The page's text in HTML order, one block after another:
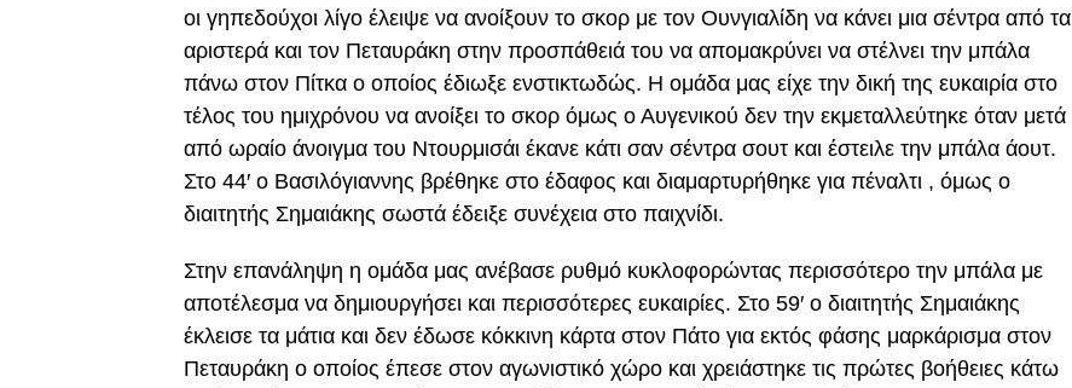
οι γηπεδούχοι λίγο έλειψε να ανοίξουν το σκορ με τον Ουνγιαλίδη να κάνει μια σέντρα από τα
αριστερά και τον Πεταυράκη στην προσπάθειά του να απομακρύνει να στέλνει την μπάλα
πάνω στον Πίτκα ο οποίος έδιωξε ενστικτωδώς. Η ομάδα μας είχε την δική της ευκαιρία στο
τέλος του ημιχρόνου να ανοίξει το σκορ όμως ο Αυγενικού δεν την εκμεταλλεύτηκε όταν μετά
από ωραίο άνοιγμα του Ντουρμισάι έκανε κάτι σαν σέντρα σουτ και έστειλε την μπάλα άουτ.
Στο 44′ ο Βασιλόγιαννης βρέθηκε στο έδαφος και διαμαρτυρήθηκε για πέναλτι , όμως ο
διαιτητής Σημαιάκης σωστά έδειξε συνέχεια στο παιχνίδι.
Στην επανάληψη η ομάδα μας ανέβασε ρυθμό κυκλοφορώντας περισσότερο την μπάλα με
αποτέλεσμα να δημιουργήσει και περισσότερες ευκαιρίες. Στο 59′ ο διαιτητής Σημαιάκης
έκλεισε τα μάτια και δεν έδωσε κόκκινη κάρτα στον Πάτο για εκτός φάσης μαρκάρισμα στον
Πεταυράκη ο οποίος έπεσε στον αγωνιστικό χώρο και χρειάστηκε τις πρώτες βοήθειες κάτω